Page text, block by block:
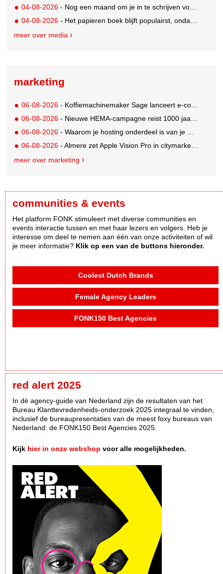
04-08-2026 - Nog een maand om je in te schrijven voor de Mercurs 2026
04-08-2026 - Het papieren boek blijft populairst, ondanks digitale alternatieven
meer over media
marketing
06-08-2026 - Koffiemachinemaker Sage lanceert e-commerceplatform voor koffieliefhebbers
06-08-2026 - Nieuwe HEMA-campagne reist 1000 jaar terug in de tijd naar 'Hemastein'
06-08-2026 - Waarom je hosting onderdeel is van je merkstrategie
06-08-2026 - Almere zet Apple Vision Pro in citymarketing
meer over marketing
communities & events
Het platform FONK stimuleert met diverse communities en
events interactie tussen en met haar lezers en volgers. Heb je
interesse om deel te nemen aan één van onze activiteiten of wil
je meer informatie? Klik op een van de buttons hieronder.
Coolest Dutch Brands
Female Agency Leaders
FONK150 Best Agencies
red alert 2025
In dè agency-guide van Nederland zijn de resultaten van het
Bureau Klanttevredenheids-onderzoek 2025 integraal te vinden,
inclusief de bureaupresentaties van de meest foxy bureaus van
Nederland: de FONK150 Best Agencies 2025.
Kijk hier in onze webshop voor alle mogelijkheden.